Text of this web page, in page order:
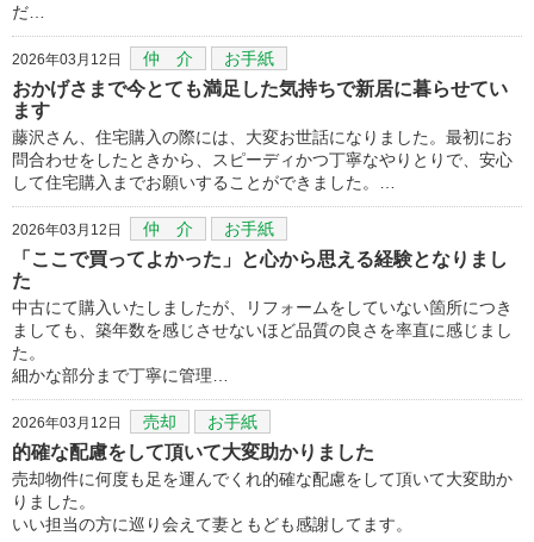
だ…
2026年03月12日 仲 介 お手紙
おかげさまで今とても満足した気持ちで新居に暮らせてい
ます
藤沢さん、住宅購入の際には、大変お世話になりました。最初にお
問合わせをしたときから、スピーディかつ丁寧なやりとりで、安心
して住宅購入までお願いすることができました。…
2026年03月12日 仲 介 お手紙
「ここで買ってよかった」と心から思える経験となりまし
た
中古にて購入いたしましたが、リフォームをしていない箇所につき
ましても、築年数を感じさせないほど品質の良さを率直に感じまし
た。
細かな部分まで丁寧に管理…
2026年03月12日 売却 お手紙
的確な配慮をして頂いて大変助かりました
売却物件に何度も足を運んでくれ的確な配慮をして頂いて大変助か
りました。
いい担当の方に巡り会えて妻ともども感謝してます。